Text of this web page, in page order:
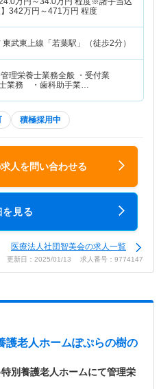
342万円～471万円 程度
東武東上線「若葉駅」（徒歩2分）
理栄養士業務全般 ・受付業
業務 ・歯科助手業…
積極採用中
人を問い合わせる
を見る
医療法人社団智美会の求人一覧
更新日：2025/01/13 求人番号：9774147
護老人ホームぽぷらの樹の
別養護老人ホームにて管理栄